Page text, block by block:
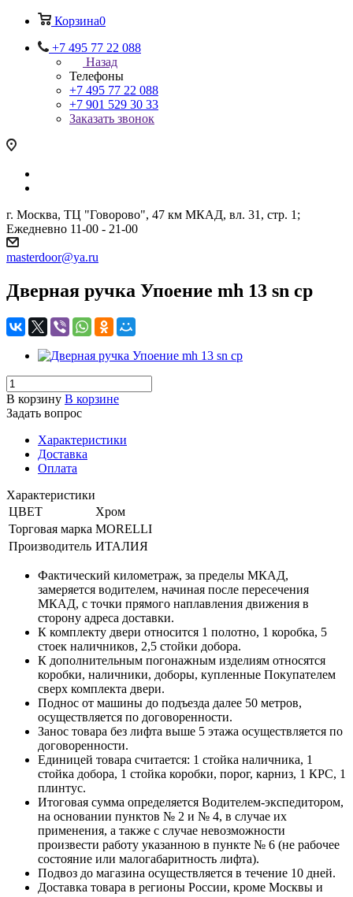
Корзина0
+7 495 77 22 088
Назад
Телефоны
+7 495 77 22 088
+7 901 529 30 33
Заказать звонок
г. Москва, ТЦ "Говорово", 47 км МКАД, вл. 31, стр. 1;
Ежедневно 11-00 - 21-00
masterdoor@ya.ru
Дверная ручка Упоение mh 13 sn cp
В корзину В корзине
Задать вопрос
Характеристики
Доставка
Оплата
Характеристики
ЦВЕТ
Хром
Торговая марка MORELLI
Производитель ИТАЛИЯ
Фактический километраж, за пределы МКАД,
замеряется водителем, начиная после пересечения
МКАД, с точки прямого наплавления движения в
сторону адреса доставки.
К комплекту двери относится 1 полотно, 1 коробка, 5
стоек наличников, 2,5 стойки добора.
К дополнительным погонажным изделиям относятся
коробки, наличники, доборы, купленные Покупателем
сверх комплекта двери.
Поднос от машины до подъезда далее 50 метров,
осуществляется по договоренности.
Занос товара без лифта выше 5 этажа осуществляется по
договоренности.
Единицей товара считается: 1 стойка наличника, 1
стойка добора, 1 стойка коробки, порог, карниз, 1 КРС, 1
плинтус.
Итоговая сумма определяется Водителем-экспедитором,
на основании пунктов № 2 и № 4, в случае их
применения, а также с случае невозможности
произвести работу указанною в пункте № 6 (не рабочее
состояние или малогабаритность лифта).
Подвоз до магазина осуществляется в течение 10 дней.
Доставка товара в регионы России, кроме Москвы и